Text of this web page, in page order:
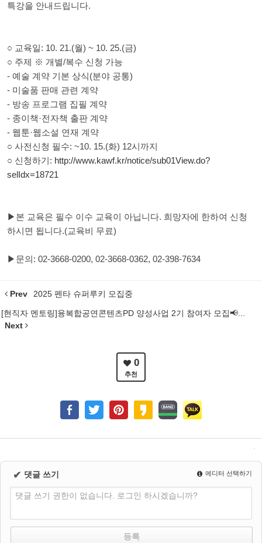
특강을 안내드립니다.
○ 교육일: 10. 21.(월) ~ 10. 25.(금)
○ 주제 ※ 개별/복수 신청 가능
- 예술 계약 기본 상식(분야 공통)
- 미술품 판매 관련 계약
- 방송 프로그램 집필 계약
- 종이책·전자책 출판 계약
- 웹툰·웹소설 연재 계약
○ 사전신청 필수: ~10. 15.(화) 12시까지
○ 신청하기: http://www.kawf.kr/notice/sub01View.do?
selIdx=18721
▶본 교육은 필수 이수 교육이 아닙니다. 희망자에 한하여 신청
하시면 됩니다.(교육비 무료)
▶문의: 02-3668-0200, 02-3668-0362, 02-398-7634
Prev 2025 펜타 슈퍼루키 모집중
[현직자 멘토링]융복합공연콘텐츠PD 양성사업 2기 참여자 모집📢...
Next
0
추천
✔ 댓글 쓰기 에디터 선택하기
댓글 쓰기 권한이 없습니다. 로그인 하시겠습니까?